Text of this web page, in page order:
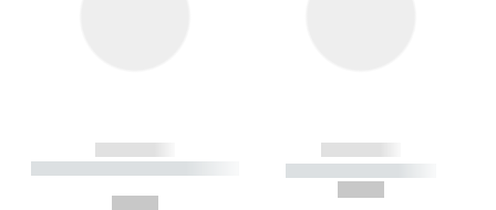
------------
----------- ----------- --------
------------
----------- -----------